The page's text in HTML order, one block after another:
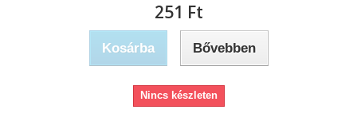
251 Ft‎
Kosárba Bővebben
Nincs készleten